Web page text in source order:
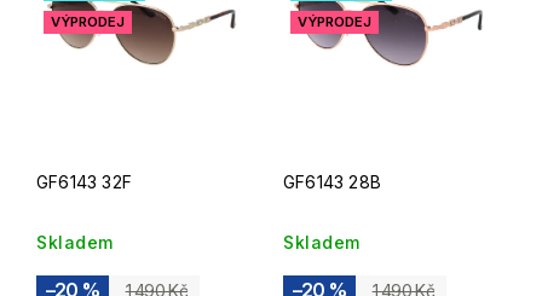
Abecedně
VÝPRODEJ
GF6143 32F
Skladem
1 490 Kč
–20 %
VÝPRODEJ
GF6143 28B
Skladem
1 490 Kč
–20 %